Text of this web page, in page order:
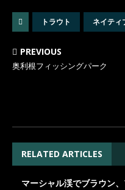
トラウト ネイティ
PREVIOUS
奥利根フィッシングパーク
RELATED ARTICLES
マーシャル渓でブラウン